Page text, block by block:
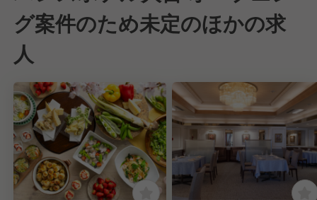
グ案件のため未定のほかの求
人